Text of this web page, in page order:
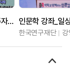
인문학 강좌_유학, 주자학, 그리고 실학 : 조선조에 대한 철학적 반성 인문학 강좌_일
한국연구재단